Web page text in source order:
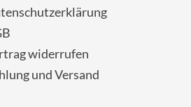
widerrufen
und Versand